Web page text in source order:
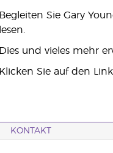
Begleiten Sie Gary
lesen.
Dies und vieles mehr
Klicken Sie auf den
KONTAKT